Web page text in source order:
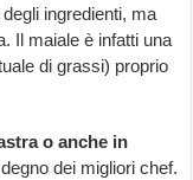
ingredienti, ma
Il maiale è infatti una
di grassi) proprio
o anche in
dei migliori chef.